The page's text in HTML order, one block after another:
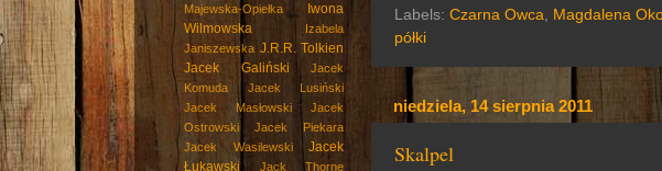
Labels: Czarna Owca Magdalena
półki
niedziela, 14 sierpnia 2011
Skalpel
Majewska-Opiełka
Iwona
Wilmowska
Izabela
Janiszewska J.R.R. Tolkien
Jacek Galiński
Jacek
Komuda
Jacek Lusiński
Jacek Masłowski
Jacek
Ostrowski
Jacek Piekara
Jacek Wasilewski
Jacek
Łukawski
Jack Thorne